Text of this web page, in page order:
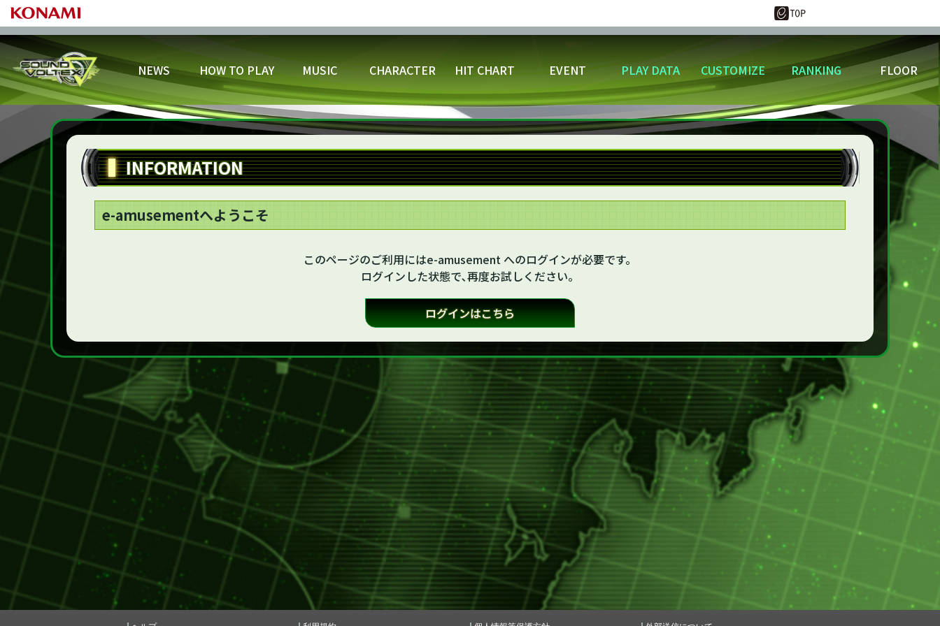
NEWS HOW TO PLAY
基本の遊び方 ゲームモードを選ぼう！ ゲームプレーを楽しもう！ ネメシスクルーとは
アリーナバトルを遊ぼう！ スキルアナライザーで遊ぼう！
MUSIC CHARACTER HIT CHART EVENT
開催中のイベント・キャンペーン VARIANT GATE
PLAY DATA
プロフィール 楽曲データ スコアデータ/CSVダウンロード
スキルアナライザー アピールカード ヴァルキリージェネレーター プレミアムジェネレーター
CUSTOMIZE
カスタマイズ プレーヤーネーム変更 アピール称号変更 スキル称号変更
RANKING
スコアランキング ウィークリースコアアタック バトルランキング
FLOOR
INFORMATION
e-amusementへようこそ
このページのご利用にはe-amusement へのログインが必要です。
ログインした状態で､再度お試しください。
ログインはこちら